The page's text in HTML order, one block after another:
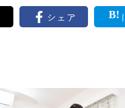
シェア